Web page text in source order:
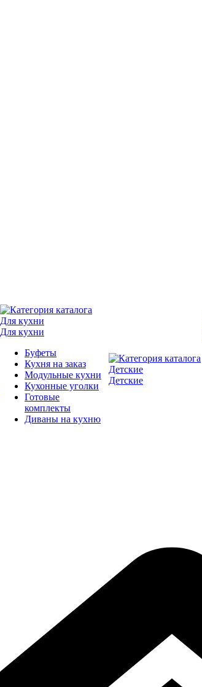
Для кухни
Буфеты
Кухня на заказ
Модульные кухни
Кухонные уголки
Готовые
комплекты
Диваны на кухню
Детские